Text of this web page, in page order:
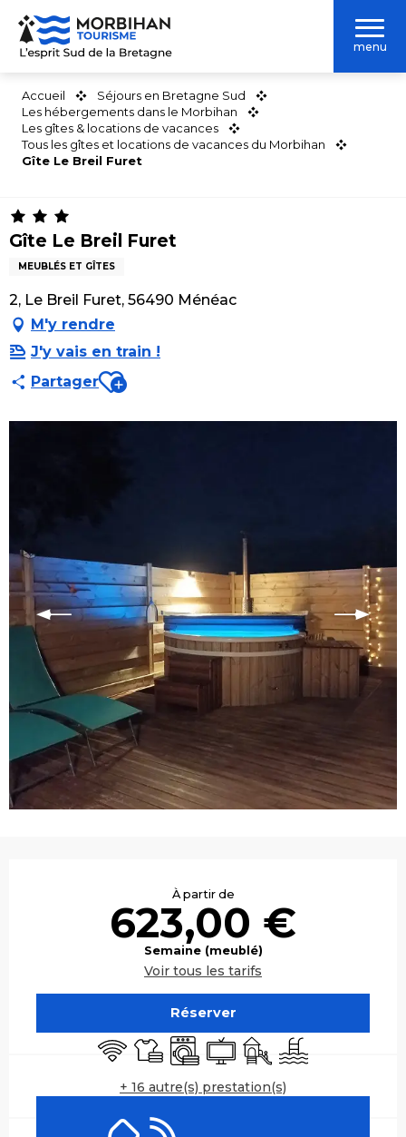
Aller
contenu
menu
Accueil
Séjours en Bretagne Sud
Les hébergements dans le Morbihan
Les gîtes & locations de vacances
Tous les gîtes et locations de vacances du Morbihan
Gîte Le Breil Furet
Gîte Le Breil Furet
MEUBLÉS ET GÎTES
2, Le Breil Furet, 56490 Ménéac
M'y rendre
J'y vais en train !
PartagerAjouter aux favoris
À partir de
623,00 €
Semaine (meublé)
Voir tous les tarifs
Réserver
WiFi Draps et linge
Lave lingeTélévisionJeux pour enfants /
Piscine
+ 16 autre(s) prestation(s)